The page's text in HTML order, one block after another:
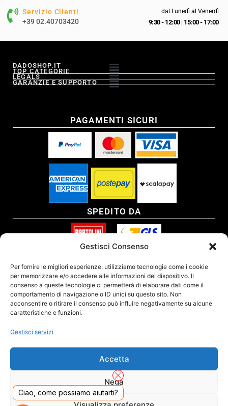
Gestisci Consenso
Per fornire le migliori esperienze, utilizziamo tecnologie come i cookie
per memorizzare e/o accedere alle informazioni del dispositivo. Il
consenso a queste tecnologie ci permetterà di elaborare dati come il
comportamento di navigazione o ID unici su questo sito. Non
acconsentire o ritirare il consenso può influire negativamente su alcune
caratteristiche e funzioni.
Gestisci servizi
Accetta
Nega
Servizio Clienti
+39 02.40703420
dal Lunedì al Venerdì
9:30 - 12:00| 15:00 - 17:00
DADOSHOP.IT
TOP CATEGORIE
LEGALS
GARANZIE E SUPPORTO
PAGAMENTI SICURI
SPEDITO DA
DADO S.R.L. Unipersonale - Viale Enrico Forlanini 23 - 20134 Milano (MI) - Italy
Ciao, come possiamo aiutarti?